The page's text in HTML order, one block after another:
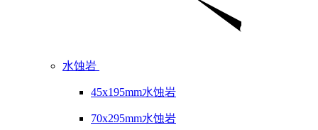
水蚀岩
45x195mm水蚀岩
70x295mm水蚀岩